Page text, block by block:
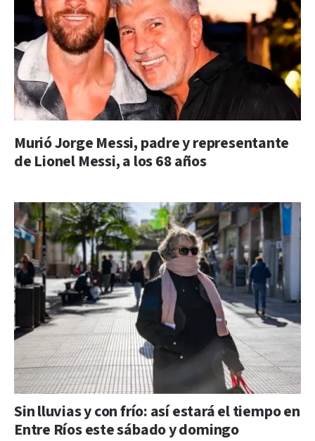
Murió Jorge Messi, padre y representante
de Lionel Messi, a los 68 años
Sin lluvias y con frío: así estará el tiempo en
Entre Ríos este sábado y domingo